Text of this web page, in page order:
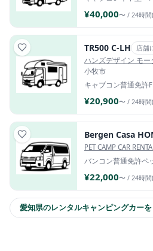
¥40,000〜 / 24時間
TR500 C-LH 店舗
ハンズデザイン モ
小牧市
キャブコン普通免許
¥20,900〜 / 24時間
PET CAMP CAR
バンコン普通免許ペ
¥22,000〜 / 24時間
愛知県のレンタルキャンピングカー